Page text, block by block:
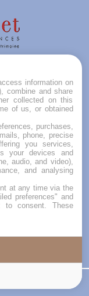
nous
Château
à vos
information on
combine and share
collected on this
of us, or obtained
purchases,
phone, precise
you services,
your devices and
audio, and video),
and analysing
at any time via the
preferences" and
to consent. These